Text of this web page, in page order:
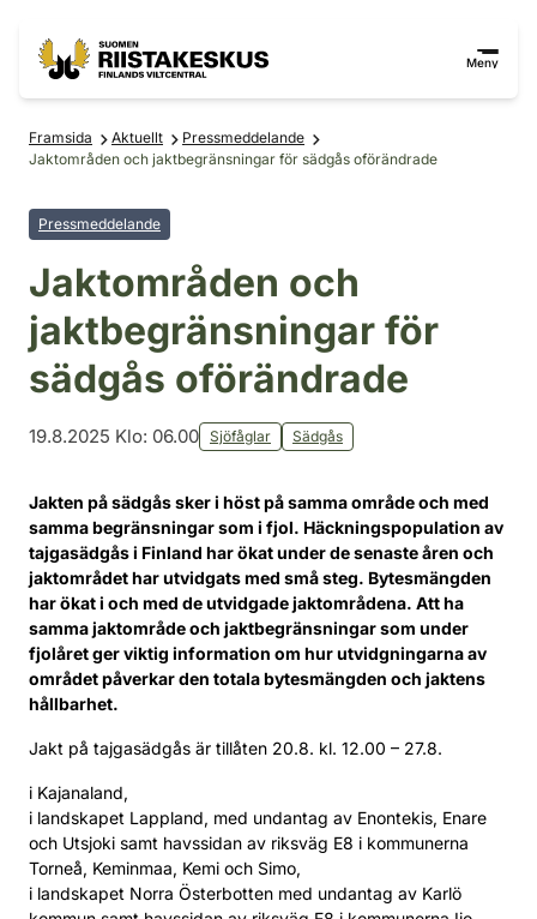
Meny
Framsida Aktuellt
Pressmeddelande
Jaktområden och jaktbegränsningar för sädgås oförändrade
Pressmeddelande
Jaktområden och
jaktbegränsningar för
sädgås oförändrade
19.8.2025 Klo: 06.00 Sjöfåglar Sädgås
Jakten på sädgås sker i höst på samma område och med
samma begränsningar som i fjol. Häckningspopulation av
tajgasädgås i Finland har ökat under de senaste åren och
jaktområdet har utvidgats med små steg. Bytesmängden
har ökat i och med de utvidgade jaktområdena. Att ha
samma jaktområde och jaktbegränsningar som under
fjolåret ger viktig information om hur utvidgningarna av
området påverkar den totala bytesmängden och jaktens
hållbarhet.
Jakt på tajgasädgås är tillåten 20.8. kl. 12.00 – 27.8.
i Kajanaland,
i landskapet Lappland, med undantag av Enontekis, Enare
och Utsjoki samt havssidan av riksväg E8 i kommunerna
Torneå, Keminmaa, Kemi och Simo,
i landskapet Norra Österbotten med undantag av Karlö